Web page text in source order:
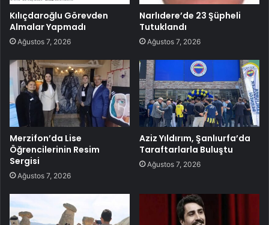
Kılıçdaroğlu Görevden
Almalar Yapmadı
Ağustos 7, 2026
Narlıdere’de 23 Şüpheli
Tutuklandı
Ağustos 7, 2026
Merzifon’da Lise
Öğrencilerinin Resim
Sergisi
Ağustos 7, 2026
Aziz Yıldırım, Şanlıurfa’da
Taraftarlarla Buluştu
Ağustos 7, 2026